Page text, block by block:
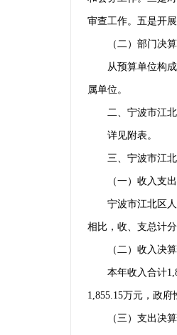
审查工作。五是开
（二）部门决算
从预算单位构
属单位。
二、宁波市江北
详见附表。
三、宁波市江北
（一）收入支出
宁波市江北区
相比，收、支总计
（二）收入决算
本年收入合计
1,855.15万元，政府
（三）支出决算